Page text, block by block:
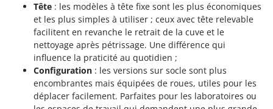
Tête : les modèles à tête fixe sont les plus économiques
et les plus simples à utiliser ; ceux avec tête relevable
facilitent en revanche le retrait de la cuve et le
nettoyage après pétrissage. Une différence qui
influence la praticité au quotidien ;
Configuration : les versions sur socle sont plus
encombrantes mais équipées de roues, utiles pour les
déplacer facilement. Parfaites pour les laboratoires ou